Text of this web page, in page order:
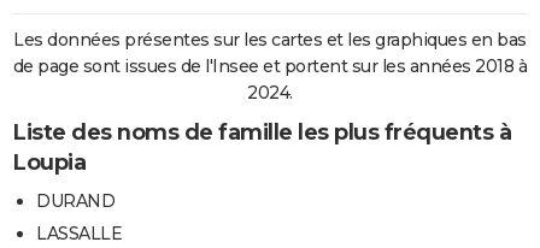
Les données présentes sur les cartes et les graphiques en bas
de page sont issues de l'Insee et portent sur les années 2018 à
2024.
Liste des noms de famille les plus fréquents à
Loupia
DURAND
LASSALLE